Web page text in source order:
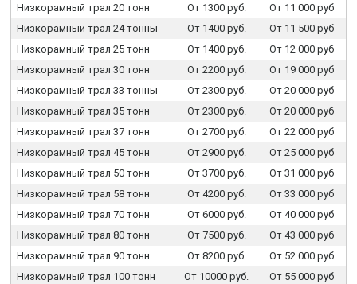
Низкорамный трал 20 тонн От 1300 руб.
От 11 000 руб
Низкорамный трал 24 тонны
От 1400 руб.
От 11 500 руб
Низкорамный трал 25 тонн
От 1400 руб.
От 12 000 руб
Низкорамный трал 30 тонн
От 2200 руб.
От 19 000 руб
Низкорамный трал 33 тонны
От 2300 руб.
От 20 000 руб
Низкорамный трал 35 тонн
От 2300 руб.
От 20 000 руб
Низкорамный трал 37 тонн
От 2700 руб.
От 22 000 руб
Низкорамный трал 45 тонн
От 2900 руб.
От 25 000 руб
Низкорамный трал 50 тонн
От 3700 руб.
От 31 000 руб
Низкорамный трал 58 тонн
От 4200 руб.
От 33 000 руб
Низкорамный трал 70 тонн
От 6000 руб.
От 40 000 руб
Низкорамный трал 80 тонн
От 7500 руб.
От 43 000 руб
Низкорамный трал 90 тонн
От 8200 руб.
От 52 000 руб
Низкорамный трал 100 тонн
От 10000 руб. От 55 000 руб